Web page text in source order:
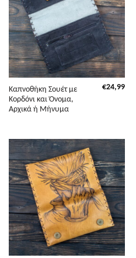
Καπνοθήκη Σουέτ με
Κορδόνι και Όνομα,
Αρχικά ή Μήνυμα
€24,99